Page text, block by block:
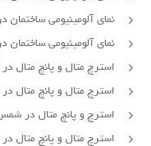
نمای آلومینیومی ساختمان
نمای آلومینیومی ساختمان
استرچ متال و پانچ متال در
استرچ متال و پانچ متال
استرچ و پانچ متال در
استرچ متال و پانچ متال